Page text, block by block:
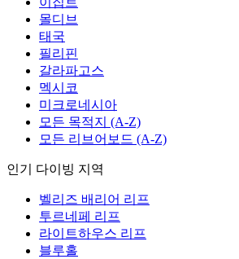
몰디브
태국
필리핀
갈라파고스
멕시코
미크로네시아
모든 목적지 (A-Z)
모든 리브어보드 (A-Z)
인기 다이빙 지역
벨리즈 배리어 리프
투르네페 리프
라이트하우스 리프
블루홀